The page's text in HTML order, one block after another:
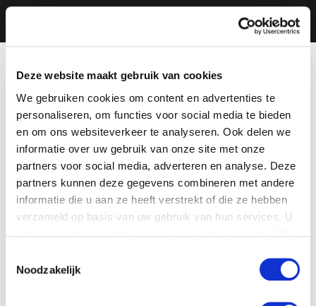
Deze website maakt gebruik van cookies
We gebruiken cookies om content en advertenties te
personaliseren, om functies voor social media te bieden
en om ons websiteverkeer te analyseren. Ook delen we
informatie over uw gebruik van onze site met onze
partners voor social media, adverteren en analyse. Deze
partners kunnen deze gegevens combineren met andere
informatie die u aan ze heeft verstrekt of die ze hebben
verzameld op basis van uw gebruik van hun services. U
Noodzakelijk